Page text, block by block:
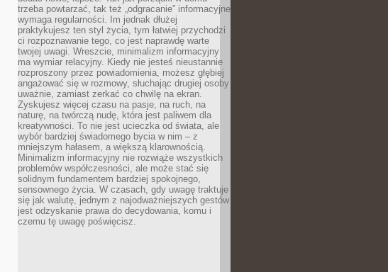
trzeba powtarzać, tak też „odgracanie” informacyjne
wymaga regularności. Im jednak dłużej
praktykujesz ten styl życia, tym łatwiej przychodzi
ci rozpoznawanie tego, co jest naprawdę warte
twojej uwagi. Wreszcie, minimalizm informacyjny
ma wymiar relacyjny. Kiedy nie jesteś nieustannie
rozproszony przez powiadomienia, możesz głębiej
angażować się w rozmowy, słuchając drugiej osoby
uważnie, zamiast zerkać co chwilę na ekran.
Zyskujesz więcej czasu na pasje, na ruch, na
naturę, na twórczą nudę, która jest paliwem dla
kreatywności. To nie jest ucieczka od świata, ale
wybór bardziej świadomego bycia w nim – z
mniejszym hałasem, a większą klarownością.
Minimalizm informacyjny nie rozwiąże wszystkich
problemów współczesności, ale może stać się
solidnym fundamentem bardziej spokojnego,
sensownego życia. W czasach, gdy uwagę traktuje
się jak walutę, jednym z najodważniejszych gestów
jest odzyskanie prawa do decydowania, komu i
czemu tę uwagę poświęcisz.